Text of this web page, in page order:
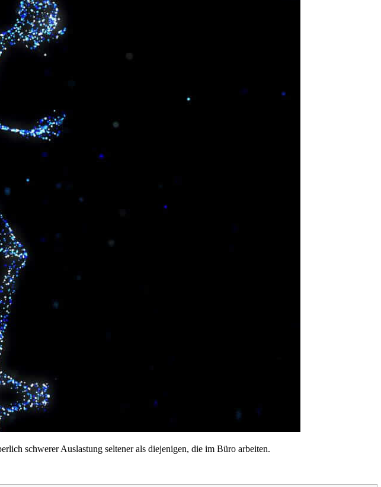
schwerer Auslastung seltener als diejenigen, die im Büro arbeiten.